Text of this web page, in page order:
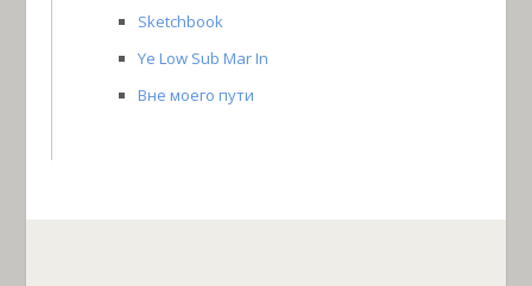
Sketchbook
Ye Low Sub Mar In
Вне моего пути